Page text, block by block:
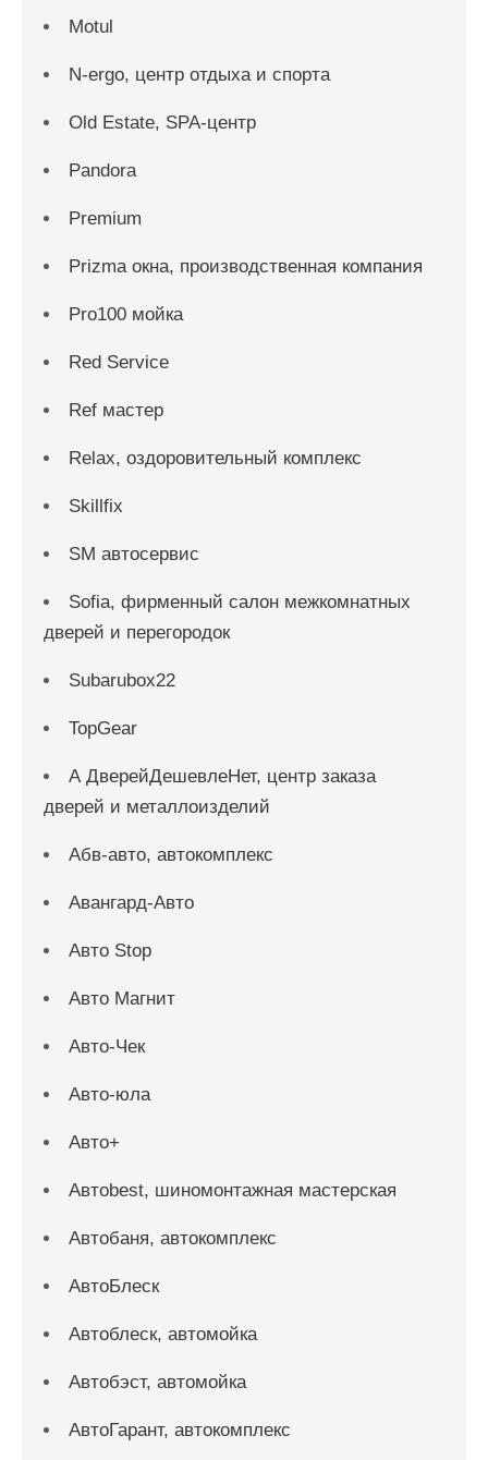
Motul
N-ergo, центр отдыха и спорта
Old Estate, SPA-центр
Pandora
Premium
Prizma окна, производственная компания
Pro100 мойка
Red Service
Ref мастер
Relax, оздоровительный комплекс
Skillfix
SM автосервис
Sofia, фирменный салон межкомнатных
дверей и перегородок
Subarubox22
TopGear
А ДверейДешевлеНет, центр заказа
дверей и металлоизделий
Абв-авто, автокомплекс
Авангард-Авто
Авто Stop
Авто Магнит
Авто-Чек
Авто-юла
Авто+
Автоbest, шиномонтажная мастерская
Автобаня, автокомплекс
АвтоБлеск
Автоблеск, автомойка
Автобэст, автомойка
АвтоГарант, автокомплекс